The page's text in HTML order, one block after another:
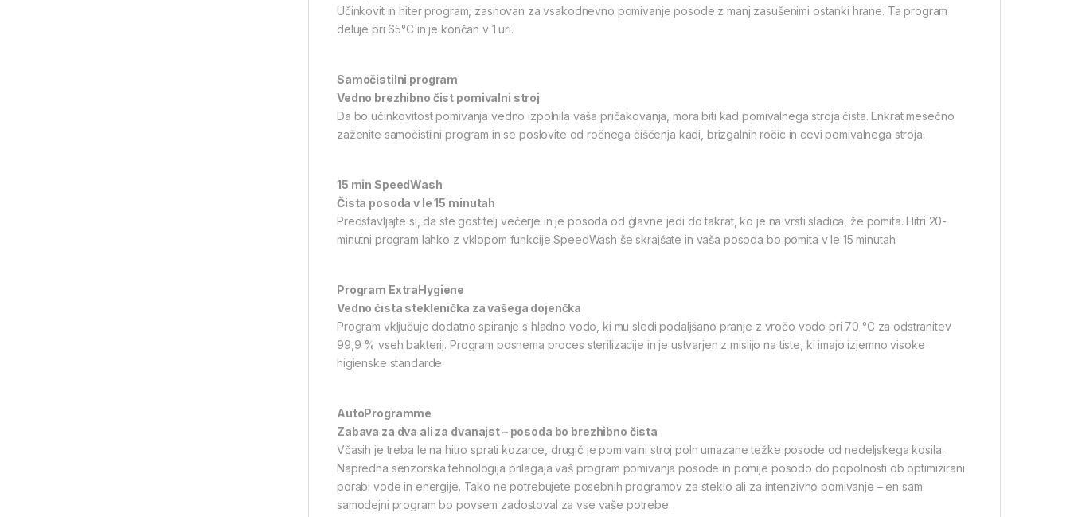
Učinkovit in hiter program, zasnovan za vsakodnevno pomivanje posode z manj zasušenimi ostanki hrane. Ta program
deluje pri 65°C in je končan v 1 uri.
Samočistilni program
Vedno brezhibno čist pomivalni stroj
Da bo učinkovitost pomivanja vedno izpolnila vaša pričakovanja, mora biti kad pomivalnega stroja čista. Enkrat mesečno
zaženite samočistilni program in se poslovite od ročnega čiščenja kadi, brizgalnih ročic in cevi pomivalnega stroja.
15 min SpeedWash
Čista posoda v le 15 minutah
Predstavljajte si, da ste gostitelj večerje in je posoda od glavne jedi do takrat, ko je na vrsti sladica, že pomita. Hitri 20-
minutni program lahko z vklopom funkcije SpeedWash še skrajšate in vaša posoda bo pomita v le 15 minutah.
Program ExtraHygiene
Vedno čista steklenička za vašega dojenčka
Program vključuje dodatno spiranje s hladno vodo, ki mu sledi podaljšano pranje z vročo vodo pri 70 °C za odstranitev
99,9 % vseh bakterij. Program posnema proces sterilizacije in je ustvarjen z mislijo na tiste, ki imajo izjemno visoke
higienske standarde.
AutoProgramme
Zabava za dva ali za dvanajst – posoda bo brezhibno čista
Včasih je treba le na hitro sprati kozarce, drugič je pomivalni stroj poln umazane težke posode od nedeljskega kosila.
Napredna senzorska tehnologija prilagaja vaš program pomivanja posode in pomije posodo do popolnosti ob optimizirani
porabi vode in energije. Tako ne potrebujete posebnih programov za steklo ali za intenzivno pomivanje – en sam
samodejni program bo povsem zadostoval za vse vaše potrebe.